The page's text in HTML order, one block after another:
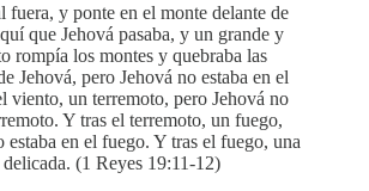
fuera, y ponte en el monte delante de
que Jehová pasaba, y un grande y
rompía los montes y quebraba las
Jehová, pero Jehová no estaba en el
viento, un terremoto, pero Jehová no
Y tras el terremoto, un fuego,
estaba en el fuego. Y tras el fuego, una
(1 Reyes 19:11-12)